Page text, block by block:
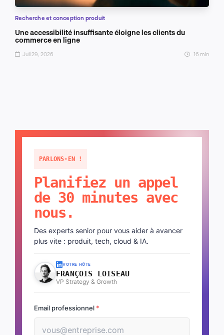
Recherche et conception produit
Une accessibilité insuffisante éloigne les clients du
commerce en ligne
Juil 29, 2026 16 min
PARLONS-EN !
Planifiez un appel
de 30 minutes avec
nous.
Des experts senior pour vous aider à avancer
plus vite : produit, tech, cloud & IA.
VOTRE HÔTE
FRANÇOIS LOISEAU
VP Strategy & Growth
Email professionnel *